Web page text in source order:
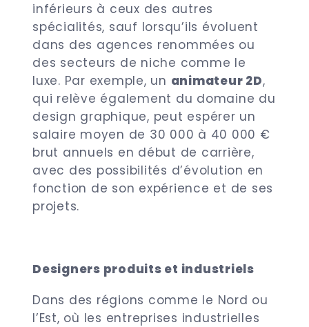
inférieurs à ceux des autres
spécialités, sauf lorsqu’ils évoluent
dans des agences renommées ou
des secteurs de niche comme le
luxe. Par exemple, un animateur 2D,
qui relève également du domaine du
design graphique, peut espérer un
salaire moyen de 30 000 à 40 000 €
brut annuels en début de carrière,
avec des possibilités d’évolution en
fonction de son expérience et de ses
projets.
Designers produits et industriels
Dans des régions comme le Nord ou
l’Est, où les entreprises industrielles